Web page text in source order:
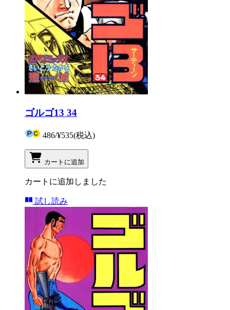
ゴルゴ13 34
486/¥535(税込)
カートに追加
カートに追加しました
試し読み